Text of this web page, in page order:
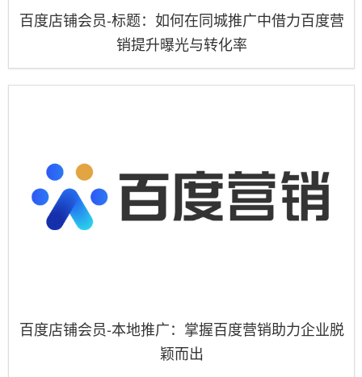
百度店铺会员-标题：如何在同城推广中借力百度营
销提升曝光与转化率
百度店铺会员-本地推广：掌握百度营销助力企业脱
颖而出